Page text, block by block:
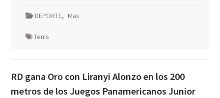
DEPORTE, Mas
Tenis
RD gana Oro con Liranyi Alonzo en los 200
metros de los Juegos Panamericanos Junior